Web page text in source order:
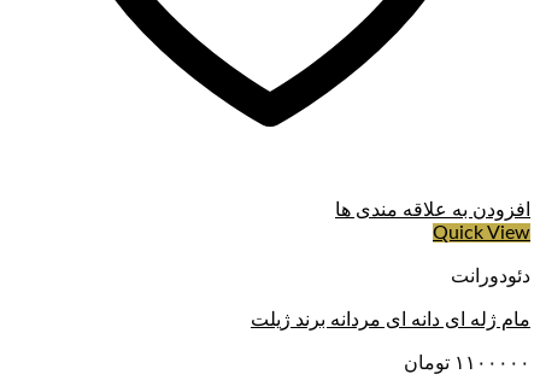
افزودن به علاقه مندی ها
Quick View
دئودورانت
مام ژله ای دانه ای مردانه برند ژیلت
۱۱۰۰۰۰۰ تومان